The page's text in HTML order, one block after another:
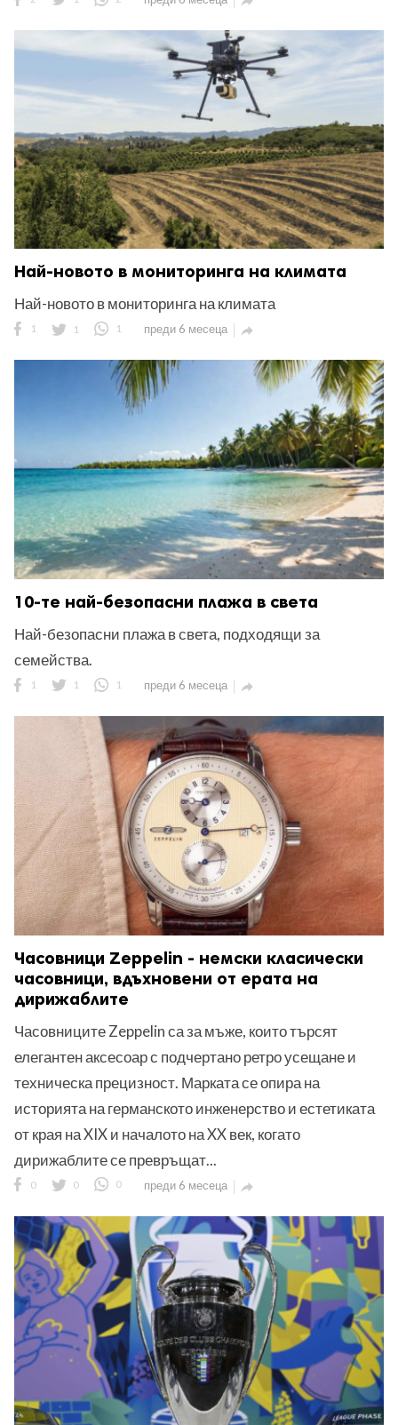
Най-новото в мониторинга на климата
Най-новото в мониторинга на климата
1 1 1 преди 6 месеца 
10-те най-безопасни плажа в света
Най-безопасни плажа в света, подходящи за
семейства.
1 1 1 преди 6 месеца 
Часовници Zeppelin - немски класически
часовници, вдъхновени от ерата на
дирижаблите
Часовниците Zeppelin са за мъже, които търсят
елегантен аксесоар с подчертано ретро усещане и
техническа прецизност. Марката се опира на
историята на германското инженерство и естетиката
от края на XIX и началото на XX век, когато
дирижаблите се превръщат...
0 0 0 преди 6 месеца 